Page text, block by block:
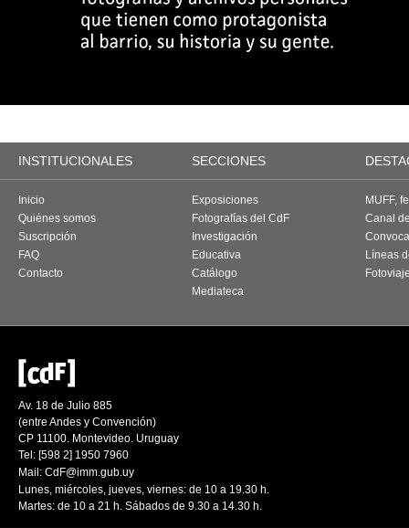
INSTITUCIONALES SECCIONES
Inicio
Quiénes somos
Suscripción
FAQ
Contacto
Exposiciones
Fotografías del CdF
Investigación
Educativa
Catálogo
Mediateca
MUFF,
Canal
Líneas
Av. 18 de Julio 885
(entre Andes y Convención)
CP 11100. Montevideo. Uruguay
Tel: [598 2] 1950 7960
Mail: CdF@imm.gub.uy
Lunes, miércoles, jueves, viernes: de 10 a 19.30 h.
Martes: de 10 a 21 h. Sábados de 9.30 a 14.30 h.